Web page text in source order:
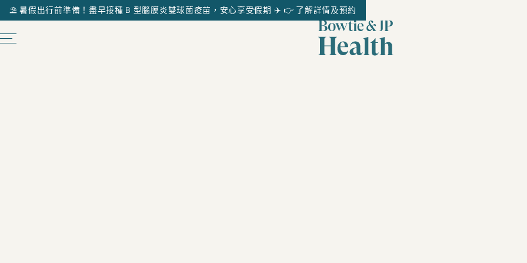
⛱️ 暑假出行前準備！盡早接種 B 型腦膜炎雙球菌疫苗，安心享受假期 ✈️ 👉 了解詳情及預約